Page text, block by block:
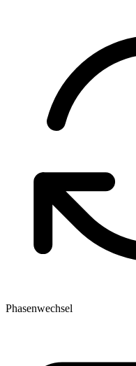
Phasenwechsel